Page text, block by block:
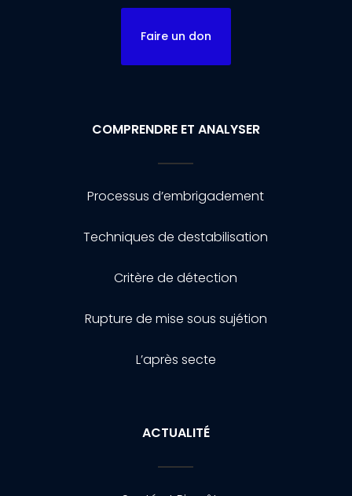
Faire un don
COMPRENDRE ET ANALYSER
Processus d’embrigadement
Techniques de destabilisation
Critère de détection
Rupture de mise sous sujétion
L’après secte
ACTUALITÉ